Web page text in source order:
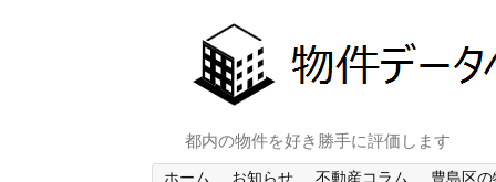
都内の物件を好き勝手に評価します
ホーム お知らせ 不動産コラム 豊島区の